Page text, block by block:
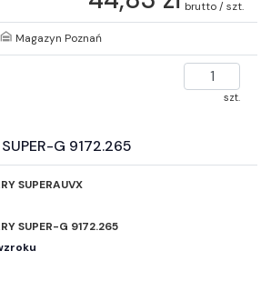
brutto / szt.
Magazyn Poznań
szt.
G 9172.265
SUPERAUVX
SUPER-G 9172.265